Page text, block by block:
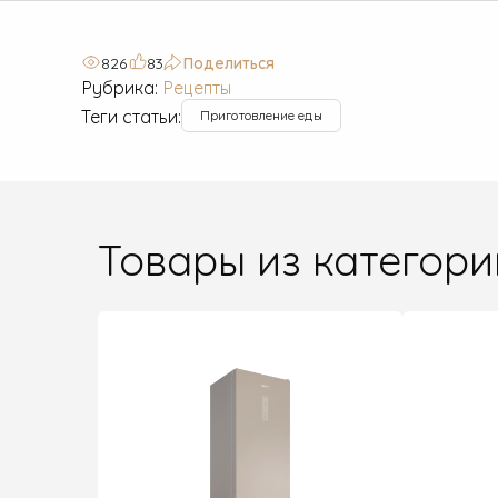
826 83 Поделиться
Рубрика: Рецепты
Теги статьи:
Приготовление еды
Товары из